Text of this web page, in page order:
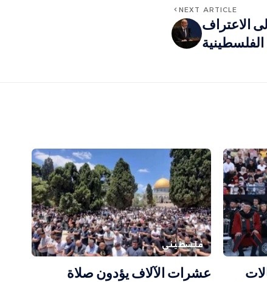
NEXT ARTICLE
الاعتراف
الفلسطينية
فلسطيني
عشرات الآلاف يؤدون صلاة